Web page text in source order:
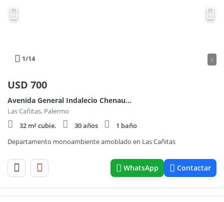
1/14 2
USD 700
Avenida General Indalecio Chenaut 1700
Las Cañitas, Palermo
32 m² cubie.
30 años
1 baño
Departamento monoambiente amoblado en Las Cañitas
WhatsApp Contactar